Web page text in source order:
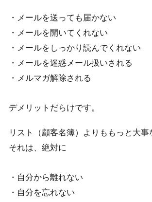
・メールを送っても届かない
・メールを開いてくれない
・メールをしっかり読んでくれない
・メールを迷惑メール扱いされる
・メルマガ解除される
デメリットだらけです。
リスト（顧客名簿）よりももっと大事
それは、絶対に
・自分から離れない
・自分を忘れない